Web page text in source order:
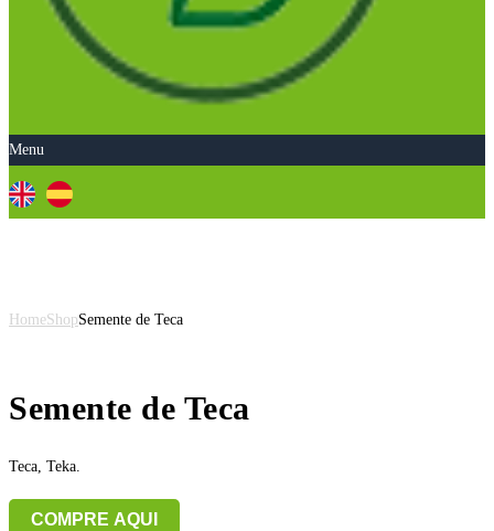
Menu
HomeShopSemente de Teca
Semente de Teca
Teca, Teka.
COMPRE AQUI